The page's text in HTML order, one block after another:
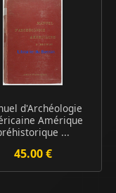
d'Archéologie
Amérique
...
45.00 €